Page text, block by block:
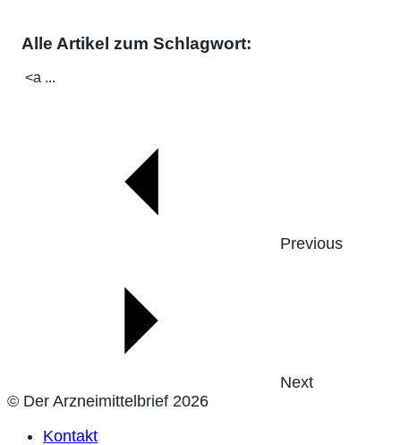
Alle Artikel zum Schlagwort:
<a ...
Previous
Next
© Der Arzneimittelbrief 2026
Kontakt